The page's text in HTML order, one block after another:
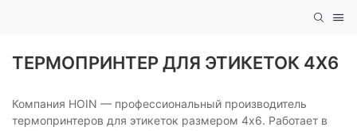
ТЕРМОПРИНТЕР ДЛЯ ЭТИКЕТОК 4X6
Компания HOIN — профессиональный производитель
термопринтеров для этикеток размером 4x6. Работает в